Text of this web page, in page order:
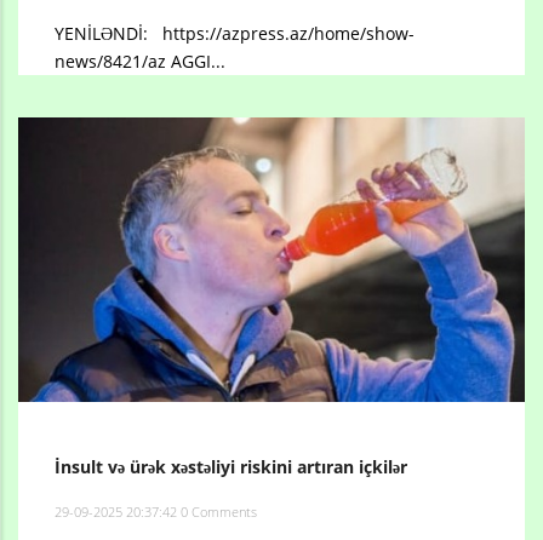
YENİLƏNDİ: https://azpress.az/home/show-
news/8421/az AGGI...
İnsult və ürək xəstəliyi riskini artıran içkilər
29-09-2025 20:37:42 0 Comments